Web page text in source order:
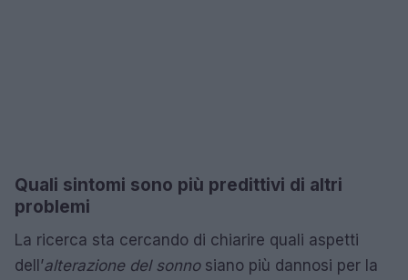
Quali sintomi sono più predittivi di altri
problemi
La ricerca sta cercando di chiarire quali aspetti
dell’alterazione del sonnosiano più dannosi per la